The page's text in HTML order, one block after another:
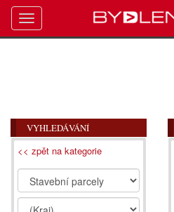
VYHLEDÁVÁNÍ
<< zpět na kategorie
Toggle
navigation